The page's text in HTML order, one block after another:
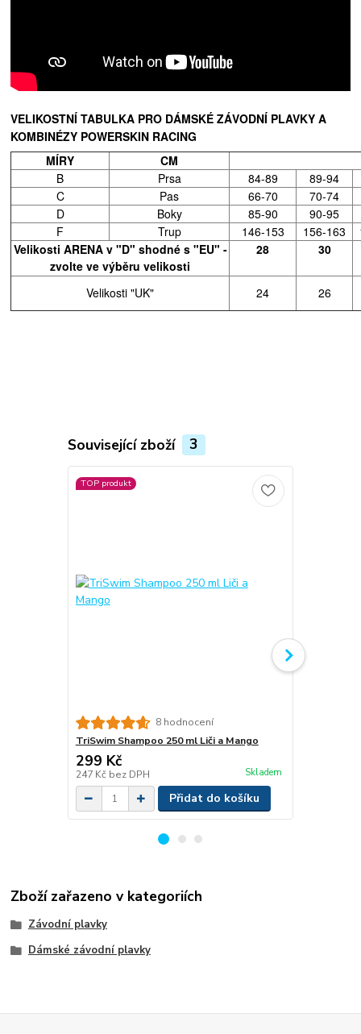
VELIKOSTNÍ TABULKA PRO DÁMSKÉ ZÁVODNÍ PLAVKY A
KOMBINÉZY POWERSKIN RACING
MÍRY
CM
B
Prsa 84-89
89-94
C
Pas 66-70
70-74
D
Boky 85-90
90-95
F
Trup 146-153 156-163
Velikosti ARENA v "D" shodné s "EU" -
zvolte ve výběru velikosti
28 30
Velikosti "UK" 24 26
Související zboží 3
TOP produkt
8 hodnocení
TriSwim Shampoo 250 ml Liči a Mango
299 Kč
247 Kč bez DPH Skladem
Přidat do košíku
Zboží zařazeno v kategoriích
Závodní plavky
Dámské závodní plavky